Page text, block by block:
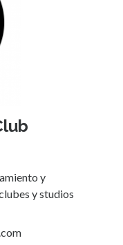
y
y studios